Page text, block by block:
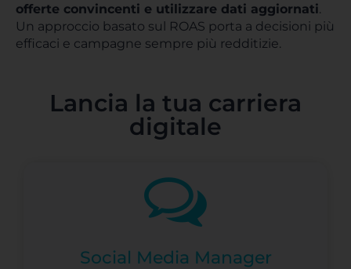
offerte convincenti e utilizzare dati aggiornati.
Un approccio basato sul ROAS porta a decisioni più
efficaci e campagne sempre più redditizie.
Lancia la tua carriera
digitale
Social Media Manager